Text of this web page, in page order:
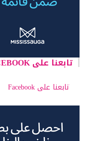
تابعنا على FACEBOOK
تابعنا على Facebook